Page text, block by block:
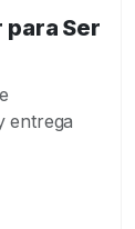
Ser
entrega